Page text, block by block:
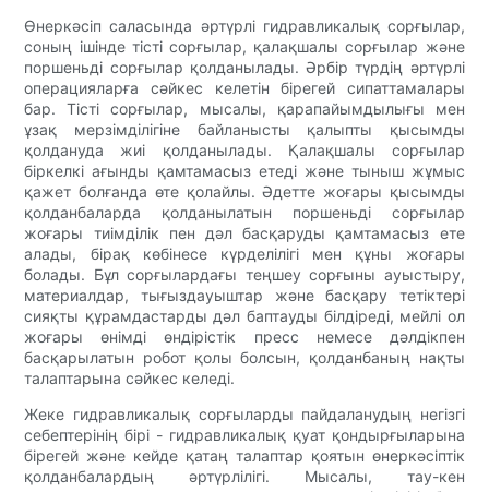
Өнеркәсіп саласында әртүрлі гидравликалық сорғылар,
соның ішінде тісті сорғылар, қалақшалы сорғылар және
поршеньді сорғылар қолданылады. Әрбір түрдің әртүрлі
операцияларға сәйкес келетін бірегей сипаттамалары
бар. Тісті сорғылар, мысалы, қарапайымдылығы мен
ұзақ мерзімділігіне байланысты қалыпты қысымды
қолдануда жиі қолданылады. Қалақшалы сорғылар
біркелкі ағынды қамтамасыз етеді және тыныш жұмыс
қажет болғанда өте қолайлы. Әдетте жоғары қысымды
қолданбаларда қолданылатын поршеньді сорғылар
жоғары тиімділік пен дәл басқаруды қамтамасыз ете
алады, бірақ көбінесе күрделілігі мен құны жоғары
болады. Бұл сорғылардағы теңшеу сорғыны ауыстыру,
материалдар, тығыздауыштар және басқару тетіктері
сияқты құрамдастарды дәл баптауды білдіреді, мейлі ол
жоғары өнімді өндірістік пресс немесе дәлдікпен
басқарылатын робот қолы болсын, қолданбаның нақты
талаптарына сәйкес келеді.
Жеке гидравликалық сорғыларды пайдаланудың негізгі
себептерінің бірі - гидравликалық қуат қондырғыларына
бірегей және кейде қатаң талаптар қоятын өнеркәсіптік
қолданбалардың әртүрлілігі. Мысалы, тау-кен